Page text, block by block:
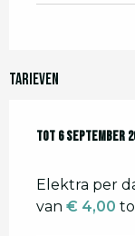
Tarieven
Van22 mei 2026tot
Tot 6 september
Elektra per
van € 4,00